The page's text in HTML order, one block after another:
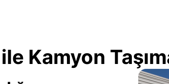
Kamyon